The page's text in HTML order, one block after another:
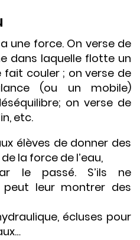
une force. On verse de
dans laquelle flotte un
couler ; on verse de
(ou un mobile)
on verse de
etc.
élèves de donner des
la force de l’eau,
le passé. S’ils ne
peut leur montrer des
écluses pour